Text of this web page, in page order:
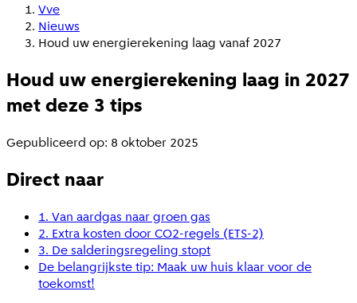
Vve
Nieuws
Houd uw energierekening laag vanaf 2027
Houd uw energierekening laag in 2027
met deze 3 tips
Gepubliceerd op: 8 oktober 2025
Direct naar
1. Van aardgas naar groen gas
2. Extra kosten door CO2-regels (ETS-2)
3. De salderingsregeling stopt
De belangrijkste tip: Maak uw huis klaar voor de
toekomst!